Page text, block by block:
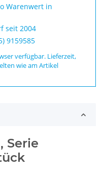
Warenwert in
seit 2004
9159585
verfügbar. Lieferzeit,
wie am Artikel
Serie